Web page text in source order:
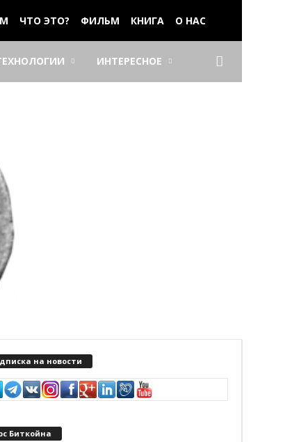
ЧТО ЭТО? ФИЛЬМ КНИГА О НАС
ИНТЕРЕСНОЕ
на новости
Биткойна